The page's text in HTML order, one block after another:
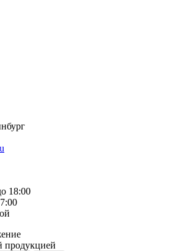
18:00
продукцией